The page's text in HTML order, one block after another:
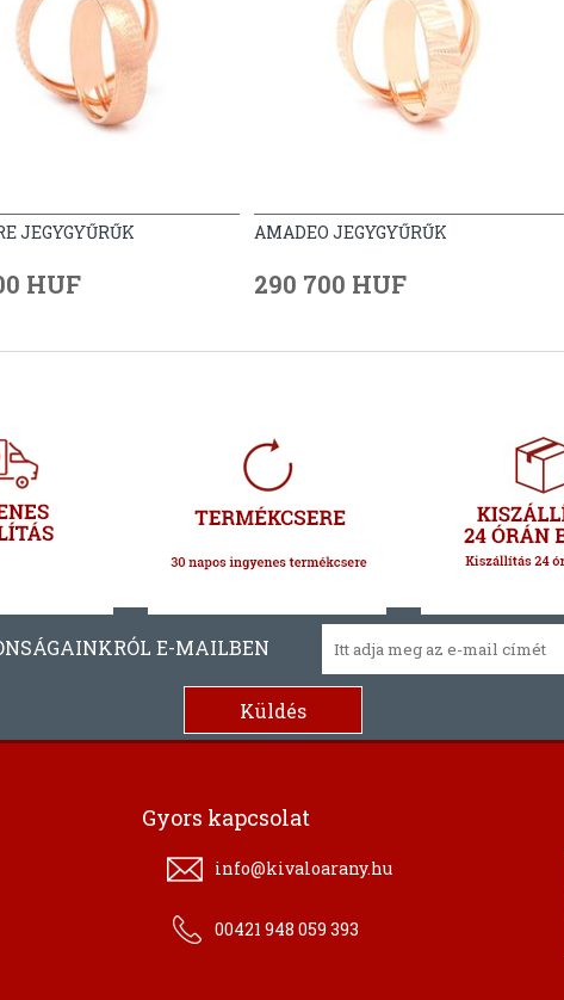
JEGYGYŰRŰK
HUF
AMADEO JEGYGYŰRŰK
290 700 HUF
E-MAILBEN
Gyors kapcsolat
info@kivaloarany.hu
00421 948 059 393